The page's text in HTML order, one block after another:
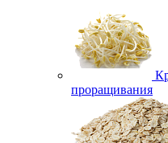
проращивания